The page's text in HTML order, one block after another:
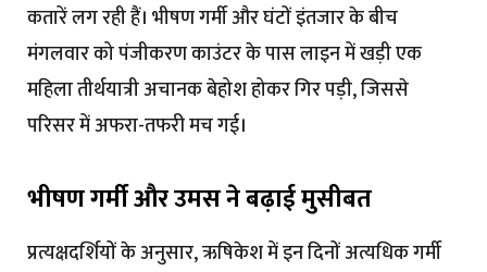
कतारें लग रही हैं। भीषण गर्मी और घंटों इंतजार के बीच
मंगलवार को पंजीकरण काउंटर के पास लाइन में खड़ी एक
महिला तीर्थयात्री अचानक बेहोश होकर गिर पड़ी, जिससे
परिसर में अफरा-तफरी मच गई।
भीषण गर्मी और उमस ने बढ़ाई मुसीबत
प्रत्यक्षदर्शियों के अनुसार, ऋषिकेश में इन दिनों अत्यधिक गर्मी